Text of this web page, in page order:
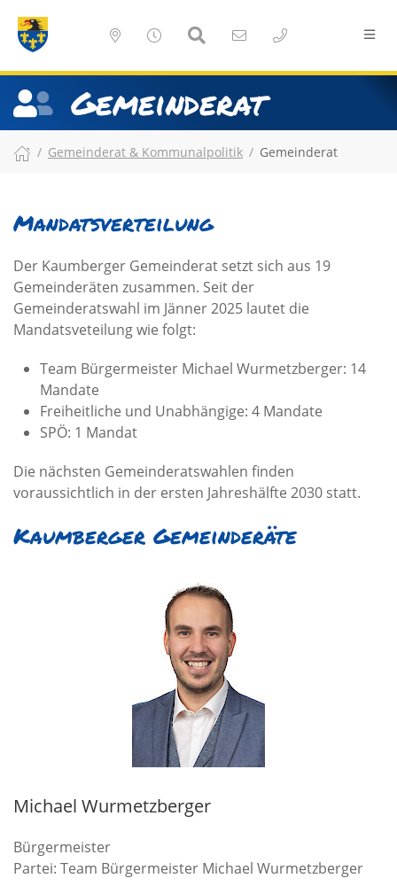
Gemeinderat
Gemeinderat & Kommunalpolitik Gemeinderat
Mandatsverteilung
Der Kaumberger Gemeinderat setzt sich aus 19
Gemeinderäten zusammen. Seit der
Gemeinderatswahl im Jänner 2025 lautet die
Mandatsveteilung wie folgt:
Team Bürgermeister Michael Wurmetzberger: 14
Mandate
Freiheitliche und Unabhängige: 4 Mandate
SPÖ: 1 Mandat
Die nächsten Gemeinderatswahlen finden
voraussichtlich in der ersten Jahreshälfte 2030 statt.
Kaumberger Gemeinderäte
Michael Wurmetzberger
Bürgermeister
Partei: Team Bürgermeister Michael Wurmetzberger